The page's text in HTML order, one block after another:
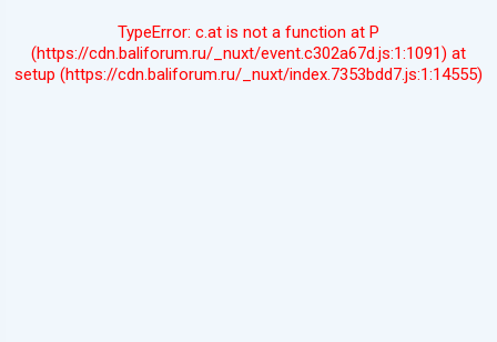
TypeError: c.at is not a function at P
(https://cdn.baliforum.ru/_nuxt/event.c302a67d.js:1:1091) at
setup (https://cdn.baliforum.ru/_nuxt/index.7353bdd7.js:1:14555)